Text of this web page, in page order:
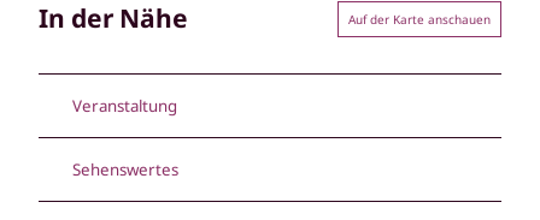
In der Nähe Auf der Karte anschauen
Veranstaltung
Sehenswertes